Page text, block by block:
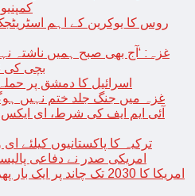
روس کا یوکرین کے اہم
غزہ: ‘آج بھی صبح ہمیں ناشتہ
بچی کی
اسرائیل کا دمشق پر
غزہ میں جنگ جلد ختم نہیں
آئی ایم ایف کی شرط، ای ایکس
ترکیہ کا پاکستانیوں کیلئے
امریکی صدر نے دفاعی
امریکا کا 2030 تک چاند پر